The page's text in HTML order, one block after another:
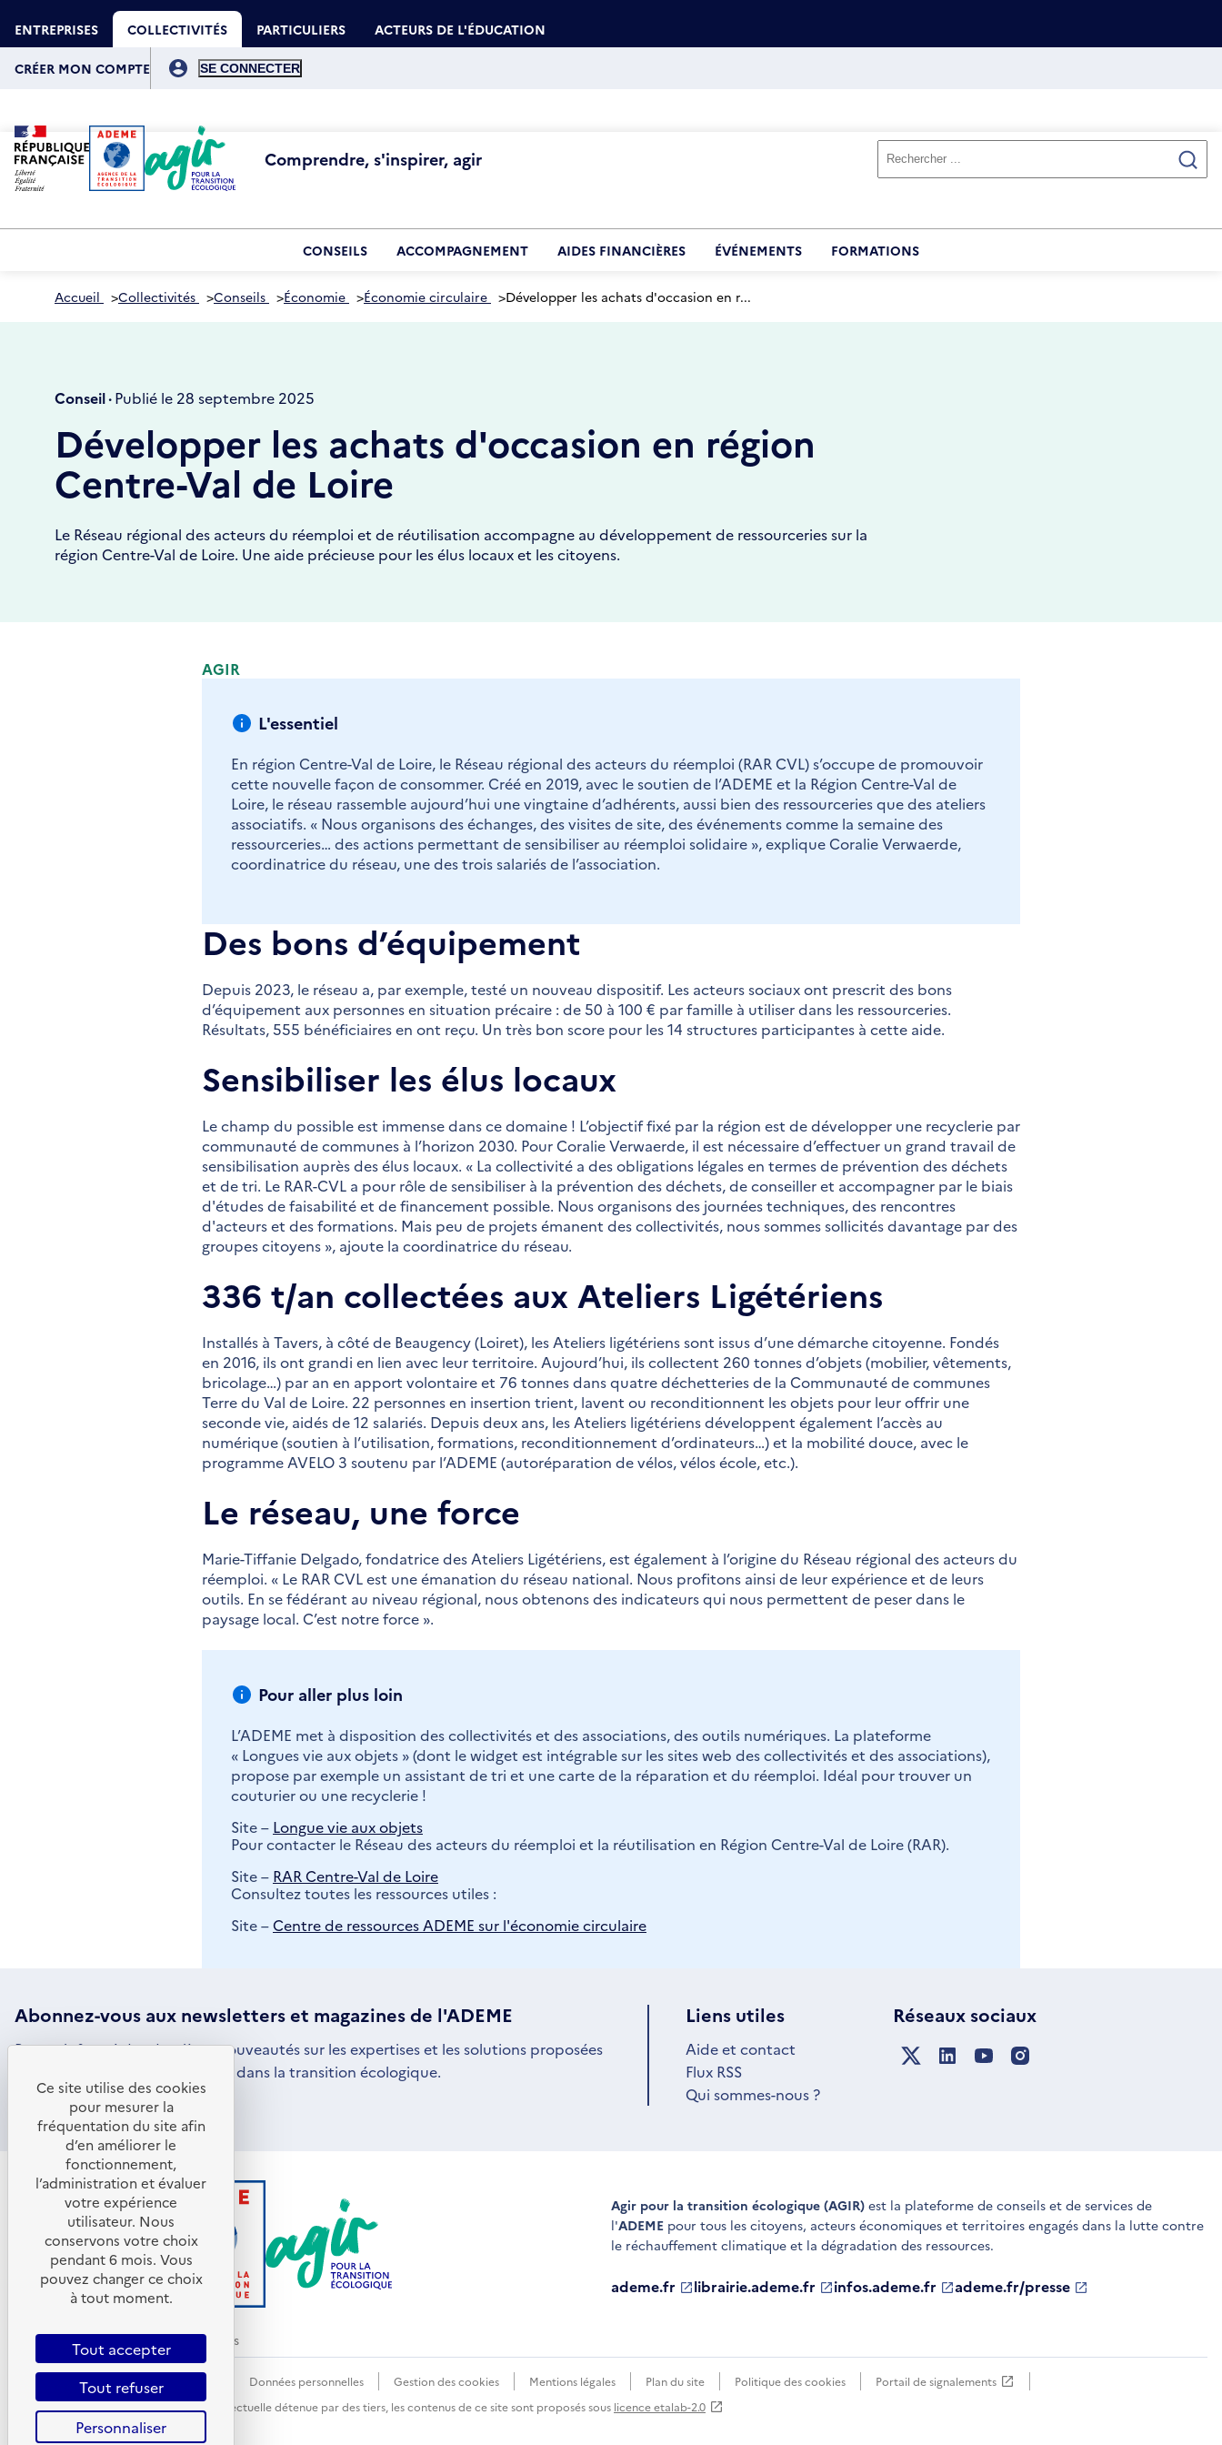
au
contenu
principal
ENTREPRISES COLLECTIVITÉS PARTICULIERS ACTEURS DE L'ÉDUCATION
compte
CRÉER MON COMPTE
Comprendre, s'inspirer, agir
CONSEILS ACCOMPAGNEMENT AIDES FINANCIÈRES ÉVÉNEMENTS FORMATIONS
Accueil >Collectivités >Conseils >Économie >Économie circulaire >Développer les achats d'occasion en r...
Conseil ·Publié le 28 septembre 2025
Développer les achats d'occasion en région
Centre-Val de Loire
Le Réseau régional des acteurs du réemploi et de réutilisation accompagne au développement de ressourceries sur la
région Centre-Val de Loire. Une aide précieuse pour les élus locaux et les citoyens.
AGIR
L'essentiel
En région Centre-Val de Loire, le Réseau régional des acteurs du réemploi (RAR CVL) s’occupe de promouvoir
cette nouvelle façon de consommer. Créé en 2019, avec le soutien de l’ADEME et la Région Centre-Val de
Loire, le réseau rassemble aujourd’hui une vingtaine d’adhérents, aussi bien des ressourceries que des ateliers
associatifs. « Nous organisons des échanges, des visites de site, des événements comme la semaine des
ressourceries… des actions permettant de sensibiliser au réemploi solidaire », explique Coralie Verwaerde,
coordinatrice du réseau, une des trois salariés de l’association.
Des bons d’équipement
Depuis 2023, le réseau a, par exemple, testé un nouveau dispositif. Les acteurs sociaux ont prescrit des bons
d’équipement aux personnes en situation précaire : de 50 à 100 € par famille à utiliser dans les ressourceries.
Résultats, 555 bénéficiaires en ont reçu. Un très bon score pour les 14 structures participantes à cette aide.
Sensibiliser les élus locaux
Le champ du possible est immense dans ce domaine ! L’objectif fixé par la région est de développer une recyclerie par
communauté de communes à l’horizon 2030. Pour Coralie Verwaerde, il est nécessaire d’effectuer un grand travail de
sensibilisation auprès des élus locaux. « La collectivité a des obligations légales en termes de prévention des déchets
et de tri. Le RAR-CVL a pour rôle de sensibiliser à la prévention des déchets, de conseiller et accompagner par le biais
d'études de faisabilité et de financement possible. Nous organisons des journées techniques, des rencontres
d'acteurs et des formations. Mais peu de projets émanent des collectivités, nous sommes sollicités davantage par des
groupes citoyens », ajoute la coordinatrice du réseau.
336 t/an collectées aux Ateliers Ligétériens
Installés à Tavers, à côté de Beaugency (Loiret), les Ateliers ligétériens sont issus d’une démarche citoyenne. Fondés
en 2016, ils ont grandi en lien avec leur territoire. Aujourd’hui, ils collectent 260 tonnes d’objets (mobilier, vêtements,
bricolage…) par an en apport volontaire et 76 tonnes dans quatre déchetteries de la Communauté de communes
Terre du Val de Loire. 22 personnes en insertion trient, lavent ou reconditionnent les objets pour leur offrir une
seconde vie, aidés de 12 salariés. Depuis deux ans, les Ateliers ligétériens développent également l’accès au
numérique (soutien à l’utilisation, formations, reconditionnement d’ordinateurs…) et la mobilité douce, avec le
programme AVELO 3 soutenu par l’ADEME (autoréparation de vélos, vélos école, etc.).
Le réseau, une force
Marie-Tiffanie Delgado, fondatrice des Ateliers Ligétériens, est également à l’origine du Réseau régional des acteurs du
réemploi. « Le RAR CVL est une émanation du réseau national. Nous profitons ainsi de leur expérience et de leurs
outils. En se fédérant au niveau régional, nous obtenons des indicateurs qui nous permettent de peser dans le
paysage local. C’est notre force ».
Pour aller plus loin
L’ADEME met à disposition des collectivités et des associations, des outils numériques. La plateforme
« Longues vie aux objets » (dont le widget est intégrable sur les sites web des collectivités et des associations),
propose par exemple un assistant de tri et une carte de la réparation et du réemploi. Idéal pour trouver un
couturier ou une recyclerie !
Site – Longue vie aux objets
Pour contacter le Réseau des acteurs du réemploi et la réutilisation en Région Centre-Val de Loire (RAR).
Site – RAR Centre-Val de Loire
Consultez toutes les ressources utiles :
Site – Centre de ressources ADEME sur l'économie circulaire
Abonnez-vous aux newsletterset magazines de l'ADEME
Restez informé des dernières nouveautés sur les expertises et les solutions proposées
par l'ADEME pour vous engager dans la transition écologique.
S'ABONNER
S'OUVRE
DANS
UNE
NOUVELLE
FENÊTRE
Liens utiles
Aide et contact
Flux RSS
Qui sommes-nous ?
Réseaux sociaux
© ADEME 2026 - Tous droits réservés
Agir pour la transition écologique (AGIR) est la plateforme de conseils et de services de
l'ADEME pour tous les citoyens, acteurs économiques et territoires engagés dans la lutte contre
le réchauffement climatique et la dégradation des ressources.
ademe.fr
S'ouvre librairie.ademe.fr
S'ouvre infos.ademe.fr
S'ouvre ademe.fr/presse
S'ouvre
Accessibilité : non conforme Données personnelles Gestion des cookies Mentions légales Plan du site Politique des cookies Portail de signalements
S'ouvre
Sauf mention explicite de propriété intellectuelle détenue par des tiers, les contenus de ce site sont proposés sous licence etalab-2.0
Ce site utilise des cookies
pour mesurer la
fréquentation du site afin
d’en améliorer le
fonctionnement,
l’administration et évaluer
votre expérience
utilisateur. Nous
conservons votre choix
pendant 6 mois. Vous
pouvez changer ce choix
à tout moment.
Tout accepter
Tout refuser
Personnaliser